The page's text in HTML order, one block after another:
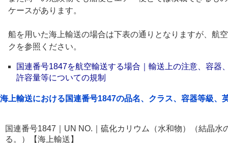
ケースがあります。
船を用いた海上輸送の場合は下表の通りとなりますが、航
クを参照ください。
国連番号1847を航空輸送する場合｜輸送上の注意、容器
許容量等についての規制
海上輸送における国連番号1847の品名、クラス、容器等級、
国連番号1847｜UN NO.｜硫化カリウム（水和物）（結晶水
る。）【海上輸送】